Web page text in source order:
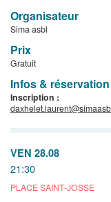
Organisateur
Sima asbl
Prix
Gratuit
Infos & réservation
Inscription :
VEN 28.08
21:30
PLACE SAINT-JOSSE